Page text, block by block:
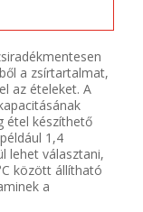
a zsírtartalmat,
az ételeket. A
étel készíthető
1,4
lehet választani,
között állítható
a